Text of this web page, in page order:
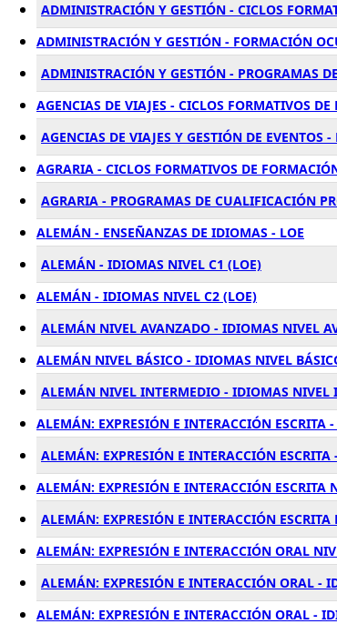
ADMINISTRACIÓN Y GESTIÓN - CICLOS
ADMINISTRACIÓN Y GESTIÓN - FORMACIÓN
ADMINISTRACIÓN Y GESTIÓN - PROGRAMAS
AGENCIAS DE VIAJES - CICLOS FORMATIVOS
AGENCIAS DE VIAJES Y GESTIÓN DE EVENTOS
AGRARIA - CICLOS FORMATIVOS DE
AGRARIA - PROGRAMAS DE CUALIFICACIÓN
ALEMÁN - ENSEÑANZAS DE IDIOMAS - LOE
ALEMÁN - IDIOMAS NIVEL C1 (LOE)
ALEMÁN - IDIOMAS NIVEL C2 (LOE)
ALEMÁN NIVEL AVANZADO - IDIOMAS NIVEL
ALEMÁN NIVEL BÁSICO - IDIOMAS NIVEL
ALEMÁN NIVEL INTERMEDIO - IDIOMAS NIVEL
ALEMÁN: EXPRESIÓN E INTERACCIÓN ESCRITA
ALEMÁN: EXPRESIÓN E INTERACCIÓN
ALEMÁN: EXPRESIÓN E INTERACCIÓN
ALEMÁN: EXPRESIÓN E INTERACCIÓN
ALEMÁN: EXPRESIÓN E INTERACCIÓN ORAL
ALEMÁN: EXPRESIÓN E INTERACCIÓN ORAL -
ALEMÁN: EXPRESIÓN E INTERACCIÓN ORAL -